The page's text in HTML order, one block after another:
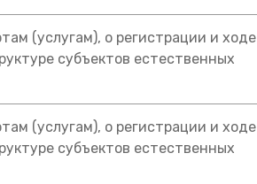
(услугам), о регистрации и ходе
субъектов естественных
(услугам), о регистрации и ходе
субъектов естественных